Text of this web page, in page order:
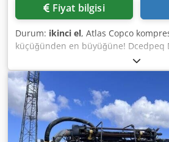
Fiyat bilgisi
Durum: ikinci el, Atlas Copco
küçüğünden en büyüğüne! Dcedpeq
Kompakt modellerden büyük
çeşitli güç ve verimlilik
vidalı kompresör sunuyoruz. Cazip
kompresör arayan şirketler için
model seçeneği - Uygun fiyatlar -
karşılama İhtiyaçlarınıza uygun
bulmak için bizimle iletişime geçin!